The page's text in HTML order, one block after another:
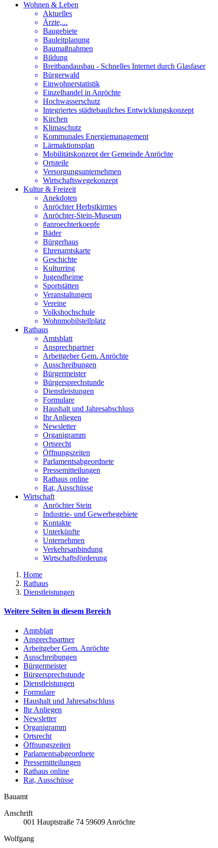
Wohnen & Leben
Aktuelles
Ärzte,...
Baugebiete
Bauleitplanung
Baumaßnahmen
Bildung
Breitbandausbau - Schnelles Internet durch Glasfaser
Bürgerwald
Einwohnerstatistik
Einzelhandel in Anröchte
Hochwasserschutz
Integriertes städtebauliches Entwicklungskonzept
Kirchen
Klimaschutz
Kommunales Energiemanagement
Lärmaktionsplan
Mobilitätskonzept der Gemeinde Anröchte
Ortsteile
Versorgungsunternehmen
Wirtschaftswegekonzept
Kultur & Freizeit
Anekdoten
Anröchter Herbstkirmes
Anröchter-Stein-Museum
#anroechterkoepfe
Bäder
Bürgerhaus
Ehrenamtskarte
Geschichte
Kulturring
Jugendheime
Sportstätten
Veranstaltungen
Vereine
Volkshochschule
Wohnmobilstellplatz
Rathaus
Amtsblatt
Ansprechpartner
Arbeitgeber Gem. Anröchte
Ausschreibungen
Bürgermeister
Bürgersprechstunde
Dienstleistungen
Formulare
Haushalt und Jahresabschluss
Ihr Anliegen
Newsletter
Organigramm
Ortsrecht
Öffnungszeiten
Parlamentsabgeordnete
Pressemitteilungen
Rathaus online
Rat, Ausschüsse
Wirtschaft
Anröchter Stein
Industrie- und Gewerbegebiete
Kontakte
Unterkünfte
Unternehmen
Verkehrsanbindung
Wirtschaftsförderung
Home
Rathaus
Dienstleistungen
Weitere Seiten in diesem Bereich
Amtsblatt
Ansprechpartner
Arbeitgeber Gem. Anröchte
Ausschreibungen
Bürgermeister
Bürgersprechstunde
Dienstleistungen
Formulare
Haushalt und Jahresabschluss
Ihr Anliegen
Newsletter
Organigramm
Ortsrecht
Öffnungszeiten
Parlamentsabgeordnete
Pressemitteilungen
Rathaus online
Rat, Ausschüsse
Bauamt
Anschrift
001 Hauptstraße 74 59609 Anröchte
Wolfgang